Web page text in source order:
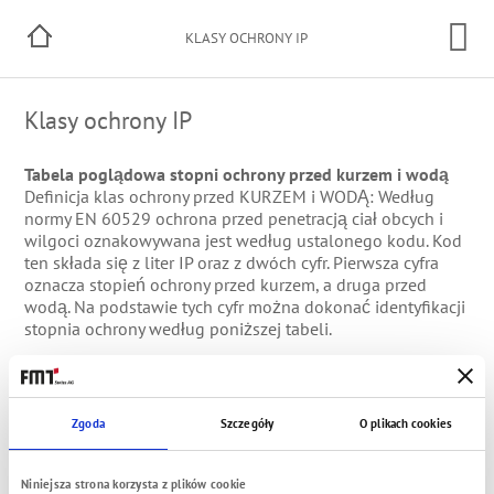
Zgoda Szczegóły O plikach cookies
Niniejsza strona korzysta z plików cookie
KLASY OCHRONY IP
Klasy ochrony IP
Tabela poglądowa stopni ochrony przed kurzem i wodą
Definicja klas ochrony przed KURZEM i WODĄ: Według
normy EN 60529 ochrona przed penetracją ciał obcych i
wilgoci oznakowywana jest według ustalonego kodu. Kod
ten składa się z liter IP oraz z dwóch cyfr. Pierwsza cyfra
oznacza stopień ochrony przed kurzem, a druga przed
wodą. Na podstawie tych cyfr można dokonać identyfikacji
stopnia ochrony według poniższej tabeli.
1.
cyfra
Stopnie ochrony
przed kurzem
cyfrawodą
Brak ochrony 0
Brak ochrony
1
Ochrona przed
stałymi ciałami
1
Ochrona przed wodą